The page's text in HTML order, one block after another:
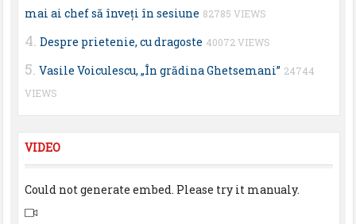
mai ai chef să înveţi în sesiune 82785 VIEWS
Despre prietenie, cu dragoste 40072 VIEWS
Vasile Voiculescu, „În grădina Ghetsemani” 24744
VIEWS
VIDEO
Could not generate embed. Please try it manualy.